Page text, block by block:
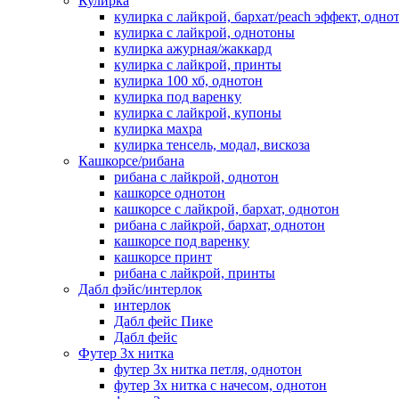
кулирка с лайкрой, бархат/peach эффект,
кулирка с лайкрой, однотоны
кулирка ажурная/жаккард
кулирка с лайкрой, принты
кулирка 100 хб, однотон
кулирка под варенку
кулирка с лайкрой, купоны
кулирка махра
кулирка тенсель, модал, вискоза
Кашкорсе/рибана
рибана с лайкрой, однотон
кашкорсе однотон
кашкорсе с лайкрой, бархат, однотон
рибана с лайкрой, бархат, однотон
кашкорсе под варенку
кашкорсе принт
рибана с лайкрой, принты
Дабл фэйс/интерлок
интерлок
Дабл фейс Пике
Дабл фейс
Футер 3х нитка
футер 3х нитка петля, однотон
футер 3х нитка с начесом, однотон